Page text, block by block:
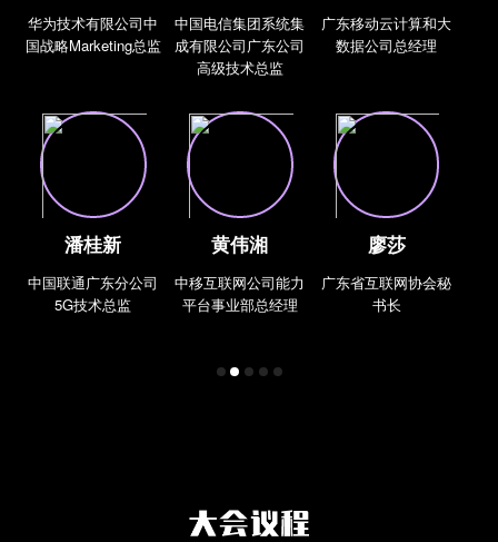
华为技术有限公司中
国战略Marketing总监
中国电信集团系统集
成有限公司广东公司
高级技术总监
广东移动云计算和大
数据公司总经理
潘桂新
中国联通广东分公司
5G技术总监
黄伟湘
中移互联网公司能力
平台事业部总经理
廖莎
广东省互联网协会秘
书长